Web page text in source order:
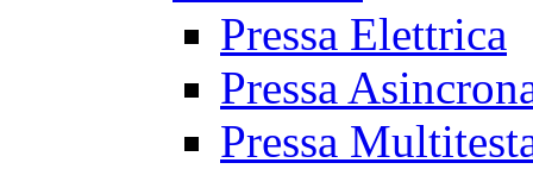
Pressa Elettrica
Pressa
Pressa